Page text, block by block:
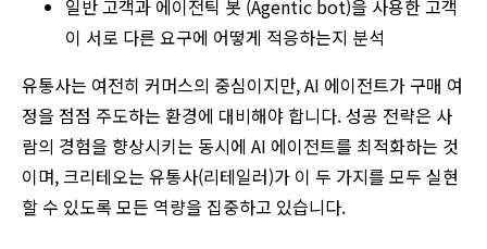
일반 고객과 에이전틱 봇 (Agentic bot)을 사용한 고객
이 서로 다른 요구에 어떻게 적응하는지 분석
유통사는 여전히 커머스의 중심이지만, AI 에이전트가 구매 여
정을 점점 주도하는 환경에 대비해야 합니다. 성공 전략은 사
람의 경험을 향상시키는 동시에 AI 에이전트를 최적화하는 것
이며, 크리테오는 유통사(리테일러)가 이 두 가지를 모두 실현
할 수 있도록 모든 역량을 집중하고 있습니다.